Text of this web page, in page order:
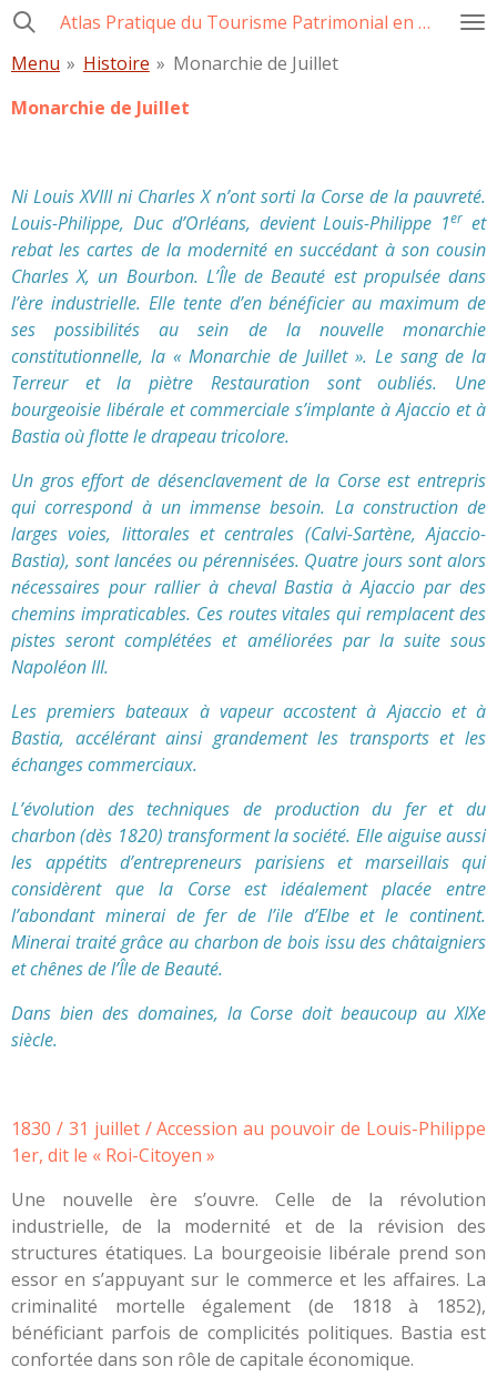
Passer
contenu
principal
Atlas Pratique du Tourisme Patrimonial en Corse
Menu » Histoire » Monarchie de Juillet
Monarchie de Juillet
Ni Louis XVIII ni Charles X n’ont sorti la Corse de la pauvreté.
Louis-Philippe, Duc d’Orléans, devient Louis-Philippe 1er et
rebat les cartes de la modernité en succédant à son cousin
Charles X, un Bourbon. L’Île de Beauté est propulsée dans
l’ère industrielle. Elle tente d’en bénéficier au maximum de
ses possibilités au sein de la nouvelle monarchie
constitutionnelle, la « Monarchie de Juillet ». Le sang de la
Terreur et la piètre Restauration sont oubliés. Une
bourgeoisie libérale et commerciale s’implante à Ajaccio et à
Bastia où flotte le drapeau tricolore.
Un gros effort de désenclavement de la Corse est entrepris
qui correspond à un immense besoin. La construction de
larges voies, littorales et centrales (Calvi-Sartène, Ajaccio-
Bastia), sont lancées ou pérennisées. Quatre jours sont alors
nécessaires pour rallier à cheval Bastia à Ajaccio par des
chemins impraticables. Ces routes vitales qui remplacent des
pistes seront complétées et améliorées par la suite sous
Napoléon III.
Les premiers bateaux à vapeur accostent à Ajaccio et à
Bastia, accélérant ainsi grandement les transports et les
échanges commerciaux.
L’évolution des techniques de production du fer et du
charbon (dès 1820) transforment la société. Elle aiguise aussi
les appétits d’entrepreneurs parisiens et marseillais qui
considèrent que la Corse est idéalement placée entre
l’abondant minerai de fer de l’ile d’Elbe et le continent.
Minerai traité grâce au charbon de bois issu des châtaigniers
et chênes de l’Île de Beauté.
Dans bien des domaines, la Corse doit beaucoup au XIXe
siècle.
1830 / 31 juillet / Accession au pouvoir de Louis-Philippe
1er, dit le « Roi-Citoyen »
Une nouvelle ère s’ouvre. Celle de la révolution
industrielle, de la modernité et de la révision des
structures étatiques. La bourgeoisie libérale prend son
essor en s’appuyant sur le commerce et les affaires. La
criminalité mortelle également (de 1818 à 1852),
bénéficiant parfois de complicités politiques. Bastia est
confortée dans son rôle de capitale économique.